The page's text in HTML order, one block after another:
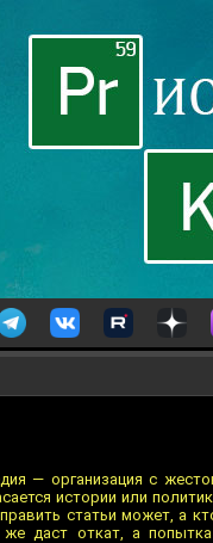
— организация с
истории или
статьи может, а
даст откат, а